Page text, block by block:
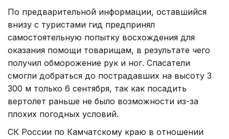
По предварительной информации, оставшийся
внизу с туристами гид предпринял
самостоятельную попытку восхождения для
оказания помощи товарищам, в результате чего
получил обморожение рук и ног. Спасатели
смогли добраться до пострадавших на высоту 3
300 м только 6 сентября, так как посадить
вертолет раньше не было возможности из-за
плохих погодных условий.
СК России по Камчатскому краю в отношении